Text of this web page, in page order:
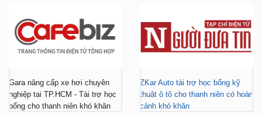
Gara nâng cấp xe hơi chuyên
ZKar Auto tài trợ học bổng kỹ